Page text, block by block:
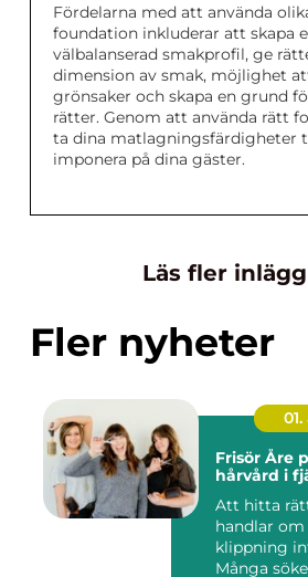
Fördelarna med att använda
foundation inkluderar att skapa
välbalanserad smakprofil, ge
dimension av smak, möjlighet
grönsaker och skapa en grund
rätter. Genom att använda rätt
ta dina matlagningsfärdigheter
imponera på dina gäster.
Läs fler
Fler nyheter
Frisör Åre professionell
hårvård i
Att hitta
handlar
klippning
Många